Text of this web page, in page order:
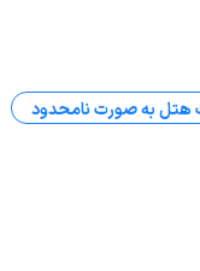
هتل به صورت نامحدود